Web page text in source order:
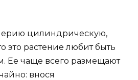
цилиндрическую,
это растение любит быть
Ее чаще всего размещают
внося